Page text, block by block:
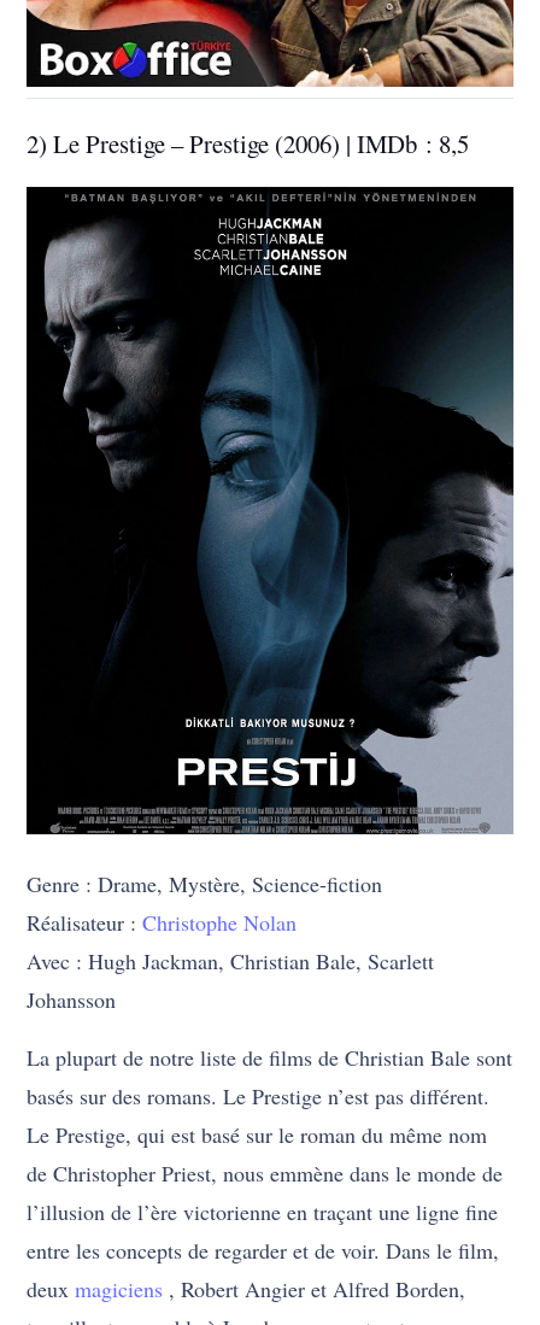
2) Le Prestige – Prestige (2006) | IMDb : 8,5
Genre : Drame, Mystère, Science-fiction
Réalisateur :Christophe Nolan
Avec : Hugh Jackman, Christian Bale, Scarlett
Johansson
La plupart de notre liste de films de Christian Bale sont
basés sur des romans. Le Prestige n’est pas différent.
Le Prestige, qui est basé sur le roman du même nom
de Christopher Priest, nous emmène dans le monde de
l’illusion de l’ère victorienne en traçant une ligne fine
entre les concepts de regarder et de voir. Dans le film,
deuxmagiciens , Robert Angier et Alfred Borden,